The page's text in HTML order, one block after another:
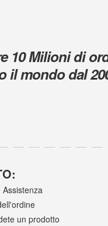
10 Milioni di
il mondo dal
un prodotto